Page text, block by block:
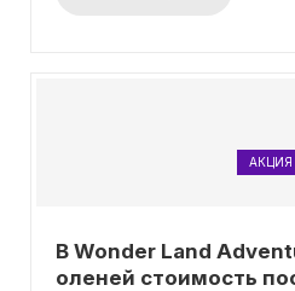
АКЦИЯ
В Wonder Land
оленей стоимость